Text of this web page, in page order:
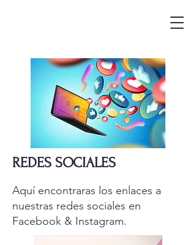
REDES SOCIALES
Aquí encontraras los enlaces a
nuestras redes sociales en
Facebook & Instagram.